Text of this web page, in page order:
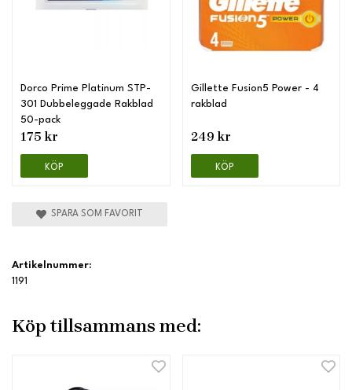
Dorco Prime Platinum STP-
301 Dubbeleggade Rakblad
50-pack
175 kr
KÖP
Gillette Fusion5 Power - 4
rakblad
249 kr
KÖP
SPARA SOM FAVORIT
Artikelnummer:
1191
Köp tillsammans med: